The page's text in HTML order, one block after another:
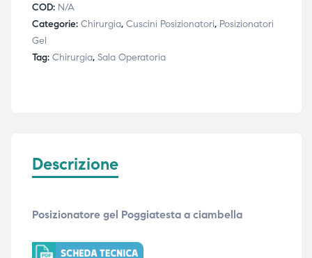
COD: N/A
Categorie: Chirurgia, Cuscini Posizionatori, Posizionatori
Gel
Tag: Chirurgia, Sala Operatoria
Descrizione
Posizionatore gel Poggiatesta a ciambella